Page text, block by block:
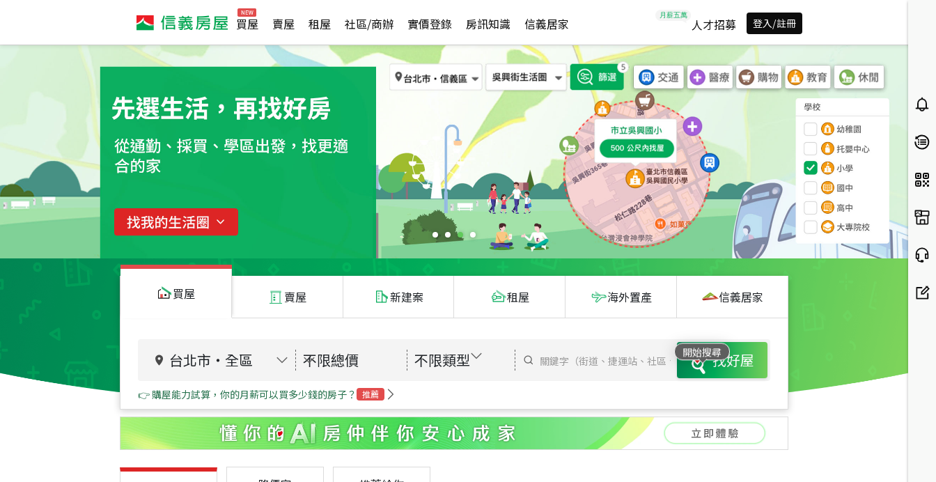
買屋 賣屋 租屋 社區/商辦 實價登錄 房訊知識 信義居家 人才招募 登入/註冊
買屋 賣屋 新建案 租屋 海外置產 信義居家
台北市 ・ 全區 不限總價 不限類型 開始搜尋找好屋
👉 購屋能力試算，你的月薪可以買多少錢的房子？ 推薦